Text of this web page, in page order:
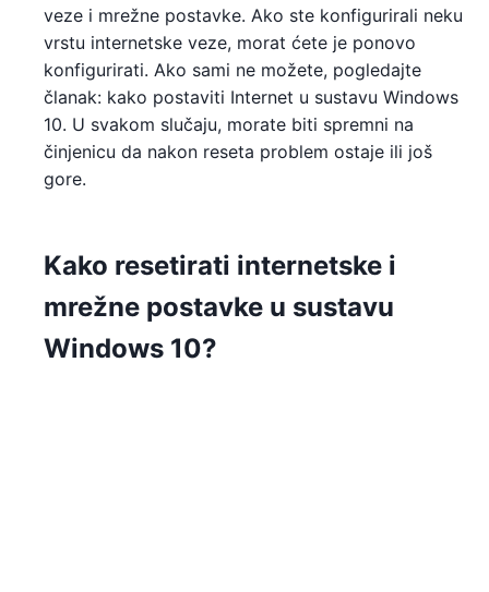
veze i mrežne postavke. Ako ste konfigurirali neku
vrstu internetske veze, morat ćete je ponovo
konfigurirati. Ako sami ne možete, pogledajte
članak: kako postaviti Internet u sustavu Windows
10. U svakom slučaju, morate biti spremni na
činjenicu da nakon reseta problem ostaje ili još
gore.
Kako resetirati internetske i
mrežne postavke u sustavu
Windows 10?